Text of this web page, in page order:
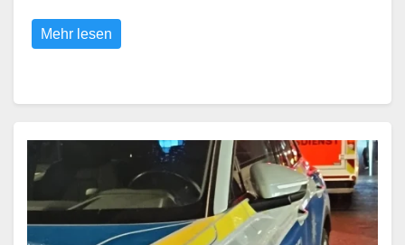
Mehr lesen